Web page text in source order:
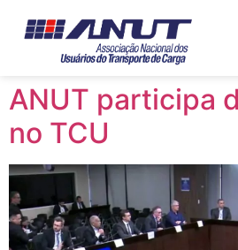
ANUT participa
no TCU